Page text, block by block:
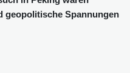
geopolitische Spannungen